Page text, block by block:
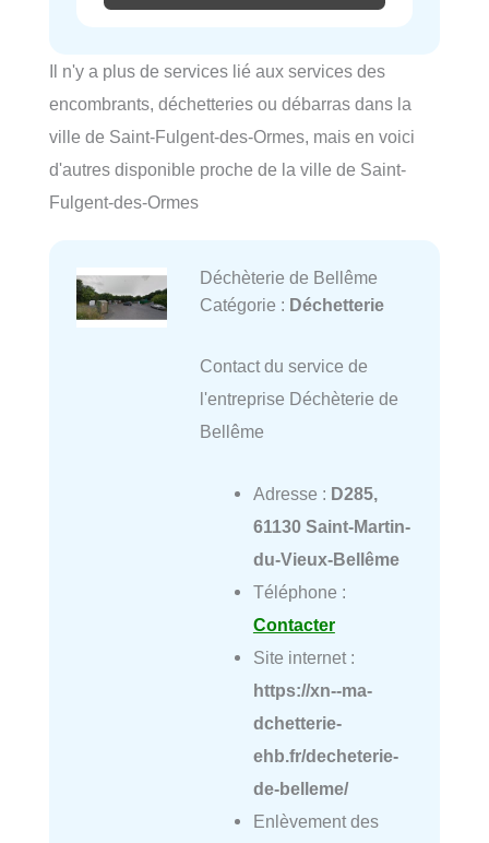
Il n'y a plus de services lié aux services des
encombrants, déchetteries ou débarras dans la
ville de Saint-Fulgent-des-Ormes, mais en voici
d'autres disponible proche de la ville de Saint-
Fulgent-des-Ormes
Déchèterie de Bellême
Catégorie : Déchetterie
Contact du service de
l'entreprise Déchèterie de
Bellême
Adresse : D285,
61130 Saint-Martin-
du-Vieux-Bellême
Téléphone :
Contacter
Site internet :
https://xn--ma-
dchetterie-
ehb.fr/decheterie-
de-belleme/
Enlèvement des